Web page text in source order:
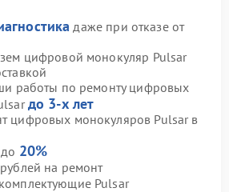
даже при отказе от
цифровой монокуляр Pulsar
работы по ремонту цифровых
до 3-х лет
цифровых монокуляров Pulsar в
20%
на ремонт
Pulsar